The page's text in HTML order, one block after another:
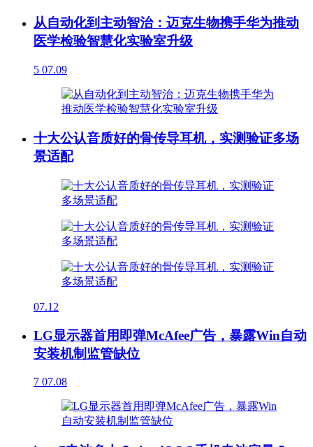
从自动化到主动智治：迈克生物携手华为推动
医学检验智慧化实验室升级
5 07.09
十大公认音质好的骨传导耳机，实测验证多场
景适配
07.12
LG显示器首用即弹McAfee广告，暴露Win自动
安装机制监管缺位
7 07.08